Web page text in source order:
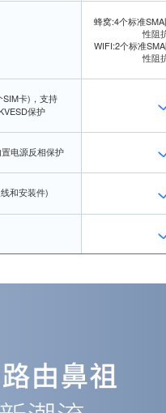
蜂窝:4个标准
性阻
WIFI:2个标准
性阻
卡)，支持
保护
电源反相保护
和安装件)